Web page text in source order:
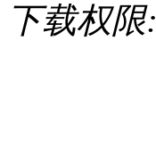
下载权限: